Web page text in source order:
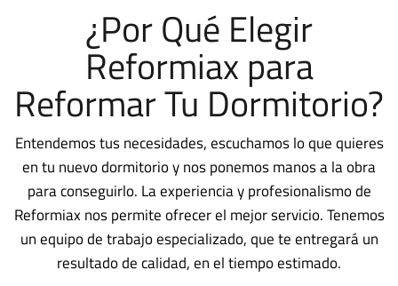
¿Por Qué Elegir
Reformiax para
Reformar Tu Dormitorio?
Entendemos tus necesidades, escuchamos lo que quieres
en tu nuevo dormitorio y nos ponemos manos a la obra
para conseguirlo. La experiencia y profesionalismo de
Reformiax nos permite ofrecer el mejor servicio. Tenemos
un equipo de trabajo especializado, que te entregará un
resultado de calidad, en el tiempo estimado.